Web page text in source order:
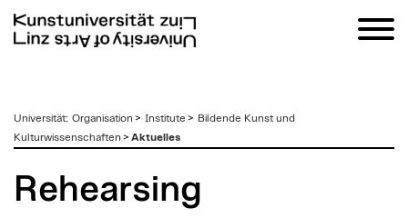
zum
Inhalt
Universität: Organisation > Institute > Bildende Kunst und
Kulturwissenschaften > Aktuelles
Rehearsing